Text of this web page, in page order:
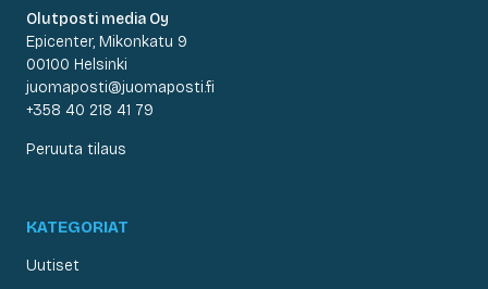
Olutposti media Oy
Epicenter, Mikonkatu 9
00100 Helsinki
juomaposti@juomaposti.fi
+358 40 218 41 79
Peruuta tilaus
KATEGORIAT
Uutiset